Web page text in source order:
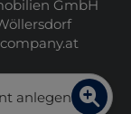
GmbH
anlegen